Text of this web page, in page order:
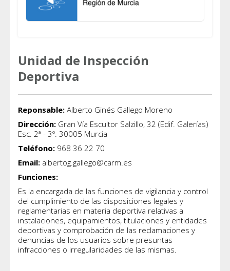
Unidad de Inspección
Deportiva
Reponsable: Alberto Ginés Gallego Moreno
Dirección: Gran Vía Escultor Salzillo, 32 (Edif. Galerías)
Esc. 2ª - 3º. 30005 Murcia
Teléfono: 968 36 22 70
Email: albertog.gallego@carm.es
Funciones:
Es la encargada de las funciones de vigilancia y control
del cumplimiento de las disposiciones legales y
reglamentarias en materia deportiva relativas a
instalaciones, equipamientos, titulaciones y entidades
deportivas y comprobación de las reclamaciones y
denuncias de los usuarios sobre presuntas
infracciones o irregularidades de las mismas.